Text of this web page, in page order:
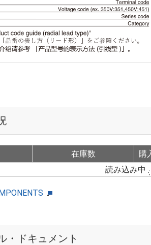
在庫数
購
読み込み中
・ドキュメント